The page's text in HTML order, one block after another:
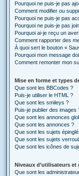
Pourquoi ne puis-je pas
Comment modifier ou
Pourquoi ne puis-je pas
Pourquoi ne puis-je pas
Pourquoi ai-je reçu un
Comment rapporter des
À quoi sert le bouton «
Pourquoi mon message
Comment remonter mon
Mise en forme et types
Que sont les BBCodes ?
Puis-je utiliser le HTML ?
Que sont les smileys ?
Puis-je publier des images
Que sont les annonces
Que sont les annonces ?
Que sont les sujets
Que sont les sujets
Que sont les icônes de
Niveaux d’utilisateurs et
Que sont les